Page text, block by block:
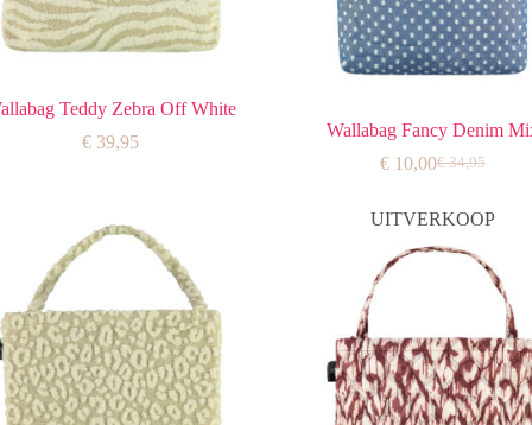
Teddy Zebra Off White
€39,95
Wallabag Fancy Denim
€34,95
was:
€10,00Huidige
is:
UITVERKOOP